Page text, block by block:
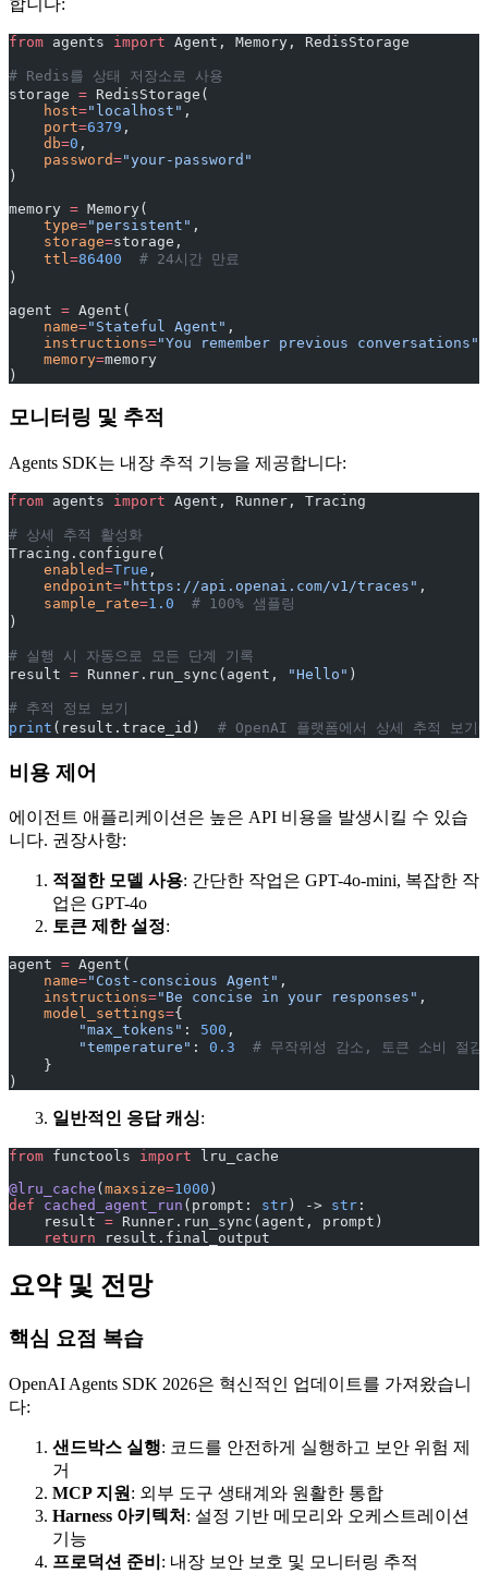
from agents import Agent, Memory, RedisStorage
# Redis를 상태 저장소로 사용
storage = RedisStorage(
    host
="localhost" ,
    port
=6379 ,
    db
=0 ,
    password
="your-password"
)
memory = Memory(
    type
="persistent" ,
    storage
=storage,
    ttl
=86400
  # 24시간 만료
)
agent = Agent(
    name
="Stateful Agent" ,
    instructions
="You remember previous conversations"
    memory
=memory
)
모니터링 및 추적
Agents SDK는 내장 추적 기능을 제공합니다:
from agents import Agent, Runner, Tracing
# 상세 추적 활성화
Tracing.configure(
    enabled
=True ,
    endpoint
="https://api.openai.com/v1/traces" ,
    sample_rate
=1.0
  # 100% 샘플링
)
# 실행 시 자동으로 모든 단계 기록
result = Runner.run_sync(agent, "Hello" )
# 추적 정보 보기
print (result.trace_id) # OpenAI 플랫폼에서 상세 추적 보기
비용 제어
에이전트 애플리케이션은 높은 API 비용을 발생시킬 수 있습
니다. 권장사항:
적절한 모델 사용: 간단한 작업은 GPT-4o-mini, 복잡한 작
업은 GPT-4o
토큰 제한 설정:
agent = Agent(
    name
="Cost-conscious Agent" ,
    instructions
="Be concise in your responses" ,
    model_settings
={
        "max_tokens"
: 500 ,
        "temperature"
: 0.3
  # 무작위성 감소, 토큰 소비 절감
    }
)
일반적인 응답 캐싱:
from functools import lru_cache
@lru_cache ( maxsize=1000 )
def cached_agent_run (prompt: str ) -> str :
    result
= Runner.run_sync(agent, prompt)
    return
result.final_output
요약 및 전망
핵심 요점 복습
OpenAI Agents SDK 2026은 혁신적인 업데이트를 가져왔습니
다:
샌드박스 실행: 코드를 안전하게 실행하고 보안 위험 제
거
MCP 지원 : 외부 도구 생태계와 원활한 통합
Harness 아키텍처 : 설정 기반 메모리와 오케스트레이션
기능
프로덕션 준비 : 내장 보안 보호 및 모니터링 추적